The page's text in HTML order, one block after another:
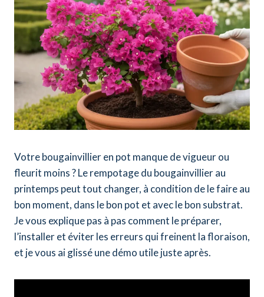
Votre bougainvillier en pot manque de vigueur ou
fleurit moins ? Le rempotage du bougainvillier au
printemps peut tout changer, à condition de le faire au
bon moment, dans le bon pot et avec le bon substrat.
Je vous explique pas à pas comment le préparer,
l’installer et éviter les erreurs qui freinent la floraison,
et je vous ai glissé une démo utile juste après.